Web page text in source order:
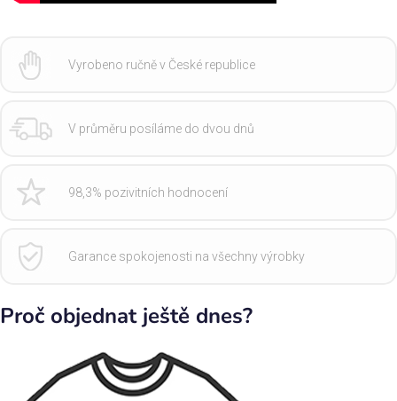
Vyrobeno ručně v České republice
V průměru posíláme do dvou dnů
98,3% pozivitních hodnocení
Garance spokojenosti na všechny výrobky
Proč objednat ještě dnes?